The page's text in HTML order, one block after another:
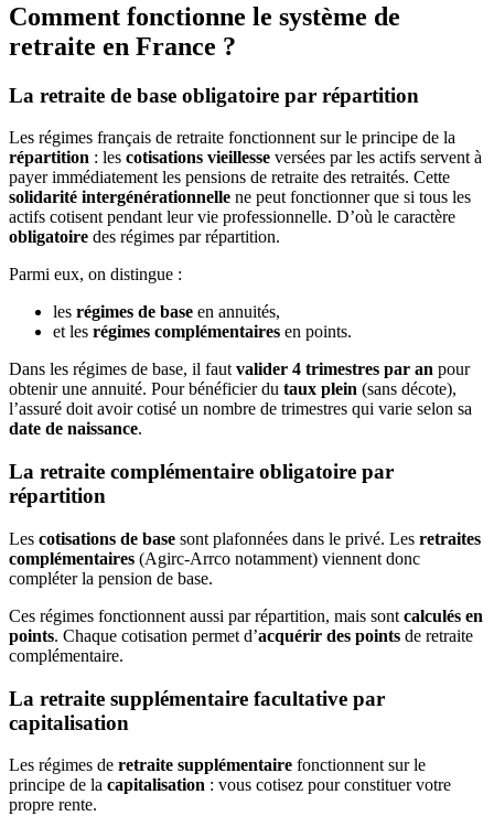
Comment fonctionne le système de
retraite en France ?
La retraite de base obligatoire par répartition
Les régimes français de retraite fonctionnent sur le principe de la
répartition : les cotisations vieillesse versées par les actifs servent à
payer immédiatement les pensions de retraite des retraités. Cette
solidarité intergénérationnelle ne peut fonctionner que si tous les
actifs cotisent pendant leur vie professionnelle. D’où le caractère
obligatoire des régimes par répartition.
Parmi eux, on distingue :
les régimes de base en annuités,
et les régimes complémentaires en points.
Dans les régimes de base, il fautvalider 4 trimestres par an pour
obtenir une annuité. Pour bénéficier du taux plein (sans décote),
l’assuré doit avoir cotisé un nombre de trimestres qui varie selon sa
date de naissance.
La retraite complémentaire obligatoire par
répartition
Les cotisations de base sont plafonnées dans le privé. Les retraites
complémentaires (Agirc-Arrco notamment) viennent donc
compléter la pension de base.
Ces régimes fonctionnent aussi par répartition, mais sont calculés en
points. Chaque cotisation permet d’acquérir des points de retraite
complémentaire.
La retraite supplémentaire facultative par
capitalisation
Les régimes de retraite supplémentaire fonctionnent sur le
principe de la capitalisation : vous cotisez pour constituer votre
propre rente.